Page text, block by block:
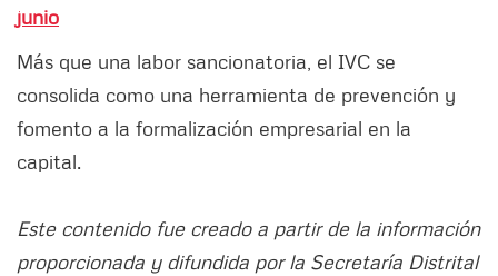
junio
Más que una labor sancionatoria, el IVC se
consolida como una herramienta de prevención y
fomento a la formalización empresarial en la
capital.
Este contenido fue creado a partir de la información
proporcionada y difundida por la Secretaría Distrital